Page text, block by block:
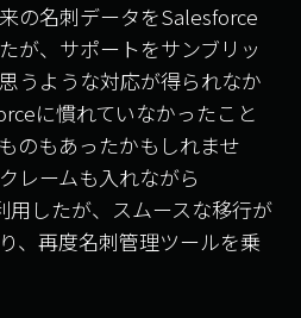
の名刺データをSalesforce
が、サポートをサンブリッ
うような対応が得られなか
に慣れていなかったこと
のもあったかもしれませ
レームも入れながら
用したが、スムースな移行が
、再度名刺管理ツールを乗